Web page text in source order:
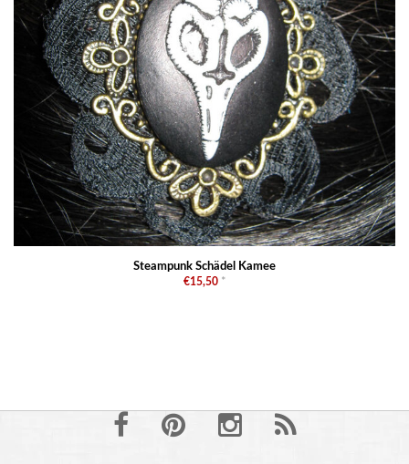
Steampunk Schädel Kamee
€15,50 *